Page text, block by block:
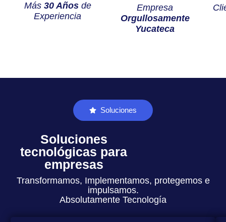
Más 30 Añosde
Experiencia
Empresa
Orgullosamente
Yucateca
Soluciones
Soluciones
tecnológicas para
empresas
Transformamos, Implementamos, protegemos e
impulsamos.
Absolutamente Tecnología